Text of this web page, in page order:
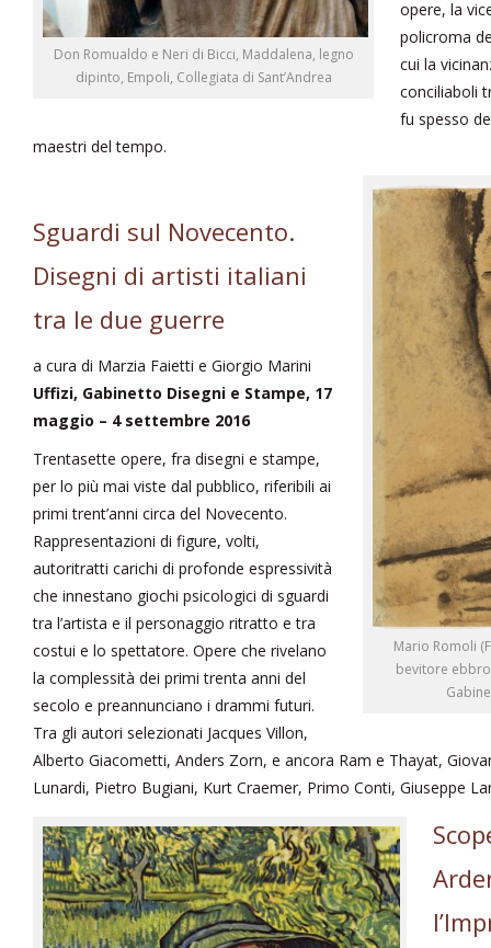
Don Romualdo e Neri di Bicci, Maddalena, legno
dipinto, Empoli, Collegiata di Sant’Andrea
opere, la
policroma
cui la
conciliaboli
fu spesso
maestri del tempo.
Mario Romoli
bevitore
Sguardi sul Novecento.
Disegni di artisti italiani
tra le due guerre
a cura di Marzia Faietti e Giorgio Marini
Uffizi, Gabinetto Disegni e Stampe, 17
maggio – 4 settembre 2016
Trentasette opere, fra disegni e stampe,
per lo più mai viste dal pubblico, riferibili ai
primi trent’anni circa del Novecento.
Rappresentazioni di figure, volti,
autoritratti carichi di profonde espressività
che innestano giochi psicologici di sguardi
tra l’artista e il personaggio ritratto e tra
costui e lo spettatore. Opere che rivelano
la complessità dei primi trenta anni del
secolo e preannunciano i drammi futuri.
Tra gli autori selezionati Jacques Villon,
Alberto Giacometti, Anders Zorn, e ancora Ram e Thayat,
Lunardi, Pietro Bugiani, Kurt Craemer, Primo Conti, Giuseppe